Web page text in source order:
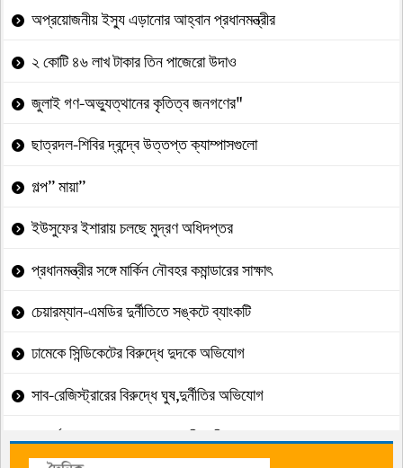
অপ্রয়োজনীয় ইস্যু এড়ানোর আহ্বান প্রধানমন্ত্রীর
২ কোটি ৪৬ লাখ টাকার তিন পাজেরো উদাও
জুলাই গণ-অভ্যুত্থানের কৃতিত্ব জনগণের"
ছাত্রদল-শিবির দ্বন্দ্বে উত্তপ্ত ক্যাম্পাসগুলো
গল্প” মায়া”
ইউসুফের ইশারায় চলছে মুদ্রণ অধিদপ্তর
প্রধানমন্ত্রীর সঙ্গে মার্কিন নৌবহর কমান্ডারের সাক্ষাৎ
চেয়ারম্যান-এমডির দুর্নীতিতে সঙ্কটে ব্যাংকটি
ঢামেকে সিন্ডিকেটের বিরুদ্ধে দুদকে অভিযোগ
সাব-রেজিস্ট্রারের বিরুদ্ধে ঘুষ,দুর্নীতির অভিযোগ
আদর্শ, সংগ্রাম ও মানবসেবার প্রতিচ্ছবি মাসুদ